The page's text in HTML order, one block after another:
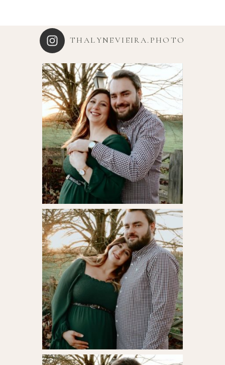
THALYNEVIEIRA.PHOTO